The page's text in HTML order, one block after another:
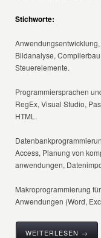
Stichworte:
Bildanalyse,
Steuerelemente.
Programmiersprachen
RegEx, Visual Studio,
HTML.
Access, Planung von
anwendungen,
Makroprogrammierung
Anwendungen (Word,
WEITERLESEN →